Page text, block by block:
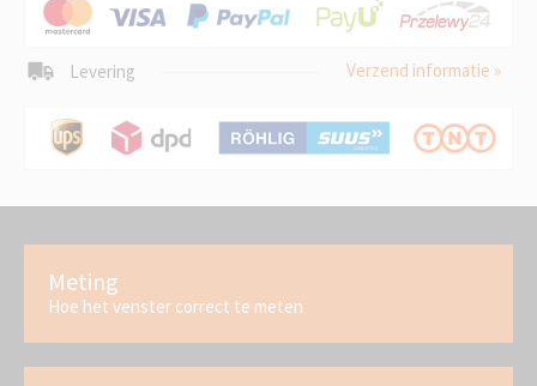
Levering Verzend informatie »
Meting
Hoe het venster correct te meten